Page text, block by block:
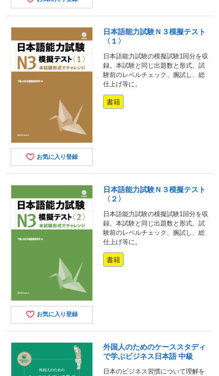
お気に入り登録
日本語能力試験Ｎ３模擬テスト
〈１〉
日本語能力試験の模擬試験1回分を収
録。本試験と同じ出題数と形式。試
験前のレベルチェック、腕試し、総
仕上げ等に。
書籍
お気に入り登録
日本語能力試験Ｎ３模擬テスト
〈２〉
日本語能力試験の模擬試験1回分を収
録。本試験と同じ出題数と形式。試
験前のレベルチェック、腕試し、総
仕上げ等に。
書籍
外国人のためのケーススタディ
で学ぶビジネス日本語 中級
日本のビジネス習慣について理解を